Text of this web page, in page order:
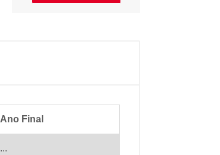
Ano Final
...